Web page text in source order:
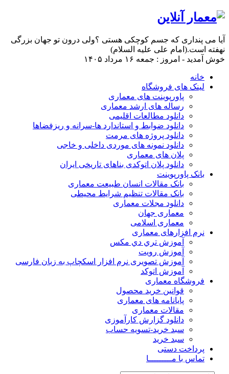
آیا می پنداری که جسم کوچکی هستی ؟ولی درون تو جهان بزرگی
نهفته است.(امام علی علیه السلام)
خوش آمدید - امروز : جمعه ۱۶ مرداد ۱۴۰۵
خانه
لینک های فروشگاه
پاورپوینت های معماری
رساله های ارشد معماری
دانلود مطالعات اقلیمی
دانلود ضوابط و استاندارد ها-سرانه و ریزفضاها
دانلود پروژه های مرمت
دانلود نمونه های موردی داخلی و خاجی
پلان های معماری
دانلود پلان اتوکدی بناهای تاریخی ایران
بانک پاورپوینت
بانک مقالات انسان طبیعت معماری
بانک مقالات تنظیم شرایط محیطی
دانلود مجلات معماری
معماری جهان
معماری اسلامی
نرم افزارهای معماری
آﻣﻮزش ﺗﺮي دي ﻣﮑﺲ
آموزش رویت
آموزش تصویری نرم افزار اسکچاپ به زبان فارسی
آموزش اتوکد
فروشگاه معماری
قوانین خرید محصول
پایانامه های معماری
مقالات معماری
دانلود گزارش کارآموزی
سبد خرید-تسویه حساب
سبد خرید
پرداخت دستی
تماس با مـــــــــا